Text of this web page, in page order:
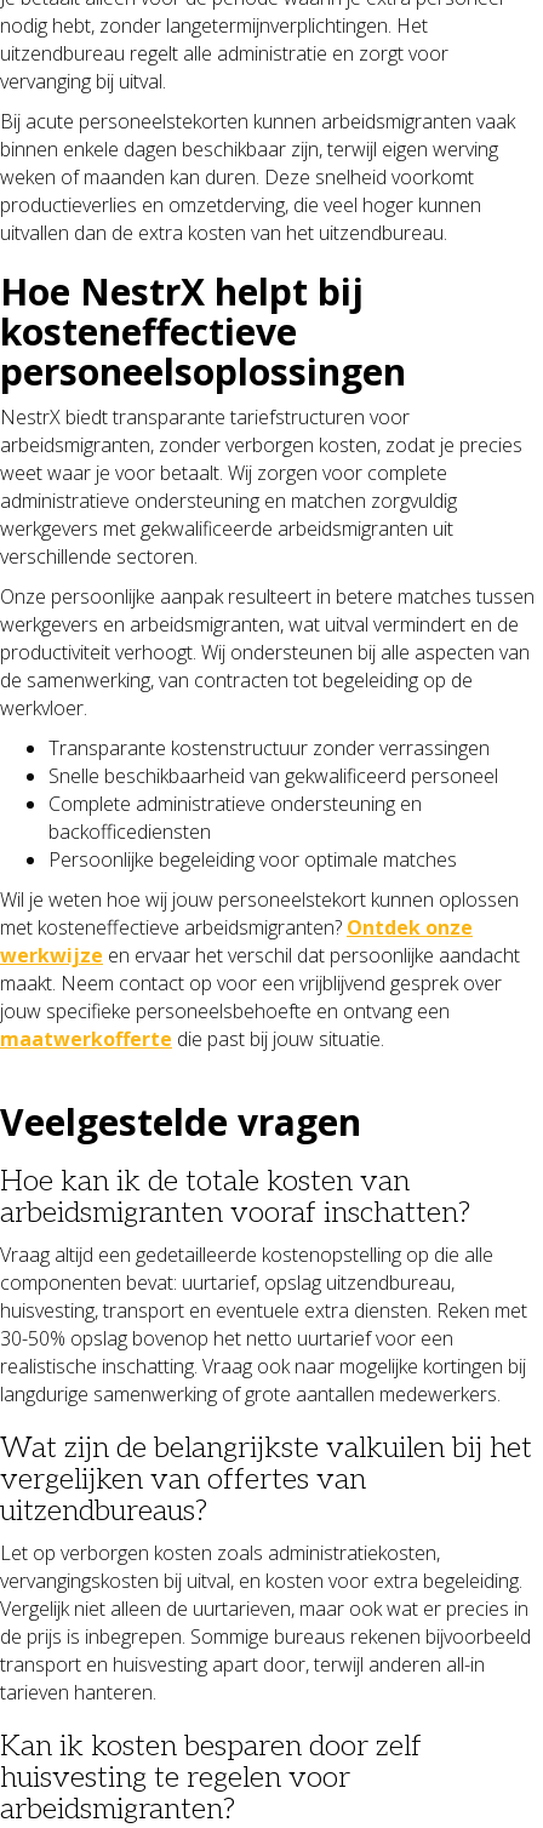
nodig hebt, zonder langetermijnverplichtingen. Het
uitzendbureau regelt alle administratie en zorgt voor
vervanging bij uitval.
Bij acute personeelstekorten kunnen arbeidsmigranten vaak
binnen enkele dagen beschikbaar zijn, terwijl eigen werving
weken of maanden kan duren. Deze snelheid voorkomt
productieverlies en omzetderving, die veel hoger kunnen
uitvallen dan de extra kosten van het uitzendbureau.
Hoe NestrX helpt bij
kosteneffectieve
personeelsoplossingen
NestrX biedt transparante tariefstructuren voor
arbeidsmigranten, zonder verborgen kosten, zodat je precies
weet waar je voor betaalt. Wij zorgen voor complete
administratieve ondersteuning en matchen zorgvuldig
werkgevers met gekwalificeerde arbeidsmigranten uit
verschillende sectoren.
Onze persoonlijke aanpak resulteert in betere matches tussen
werkgevers en arbeidsmigranten, wat uitval vermindert en de
productiviteit verhoogt. Wij ondersteunen bij alle aspecten van
de samenwerking, van contracten tot begeleiding op de
werkvloer.
Transparante kostenstructuur zonder verrassingen
Snelle beschikbaarheid van gekwalificeerd personeel
Complete administratieve ondersteuning en
backofficediensten
Persoonlijke begeleiding voor optimale matches
Wil je weten hoe wij jouw personeelstekort kunnen oplossen
met kosteneffectieve arbeidsmigranten? Ontdek onze
werkwijze en ervaar het verschil dat persoonlijke aandacht
maakt. Neem contact op voor een vrijblijvend gesprek over
jouw specifieke personeelsbehoefte en ontvang een
maatwerkofferte die past bij jouw situatie.
Veelgestelde vragen
Hoe kan ik de totale kosten van
arbeidsmigranten vooraf inschatten?
Vraag altijd een gedetailleerde kostenopstelling op die alle
componenten bevat: uurtarief, opslag uitzendbureau,
huisvesting, transport en eventuele extra diensten. Reken met
30-50% opslag bovenop het netto uurtarief voor een
realistische inschatting. Vraag ook naar mogelijke kortingen bij
langdurige samenwerking of grote aantallen medewerkers.
Wat zijn de belangrijkste valkuilen bij het
vergelijken van offertes van
uitzendbureaus?
Let op verborgen kosten zoals administratiekosten,
vervangingskosten bij uitval, en kosten voor extra begeleiding.
Vergelijk niet alleen de uurtarieven, maar ook wat er precies in
de prijs is inbegrepen. Sommige bureaus rekenen bijvoorbeeld
transport en huisvesting apart door, terwijl anderen all-in
tarieven hanteren.
Kan ik kosten besparen door zelf
huisvesting te regelen voor
arbeidsmigranten?